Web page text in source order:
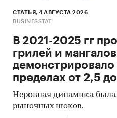
Объем импорта и
выражении
Объем импорта и
выражении
Содержащиеся в базе
позволят Вам
любые требующиеся
включены в отчет.
СТАТЬЯ, 4 АВГУСТА 2026
BUSINESSTAT
В 2021-2025 гг
грилей и мангалов
демонстрировало
пределах от 2,5
Неровная динамика была
рыночных шоков.